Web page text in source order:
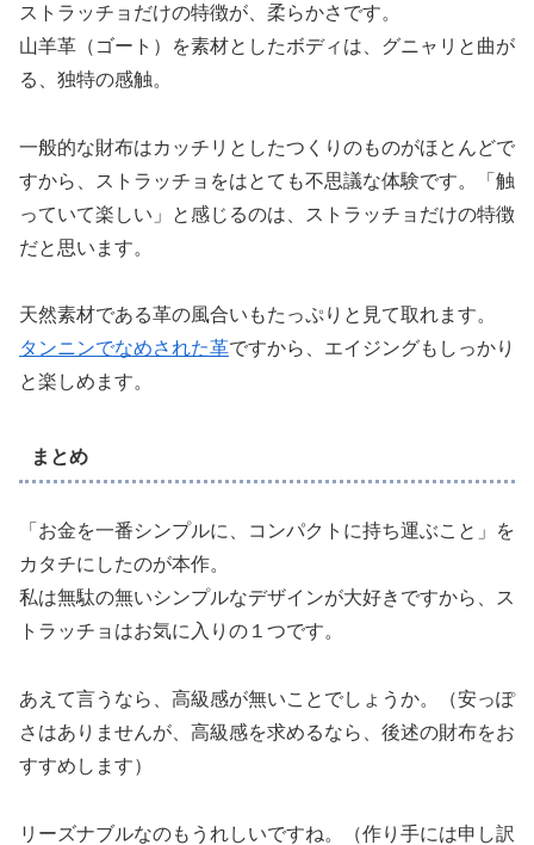
ストラッチョだけの特徴が、柔らかさです。
山羊革（ゴート）を素材としたボディは、グニャリと曲が
る、独特の感触。
一般的な財布はカッチリとしたつくりのものがほとんどで
すから、ストラッチョをはとても不思議な体験です。「触
っていて楽しい」と感じるのは、ストラッチョだけの特徴
だと思います。
天然素材である革の風合いもたっぷりと見て取れます。
タンニンでなめされた革ですから、エイジングもしっかり
と楽しめます。
まとめ
「お金を一番シンプルに、コンパクトに持ち運ぶこと」を
カタチにしたのが本作。
私は無駄の無いシンプルなデザインが大好きですから、ス
トラッチョはお気に入りの１つです。
あえて言うなら、高級感が無いことでしょうか。（安っぽ
さはありませんが、高級感を求めるなら、後述の財布をお
すすめします）
リーズナブルなのもうれしいですね。（作り手には申し訳